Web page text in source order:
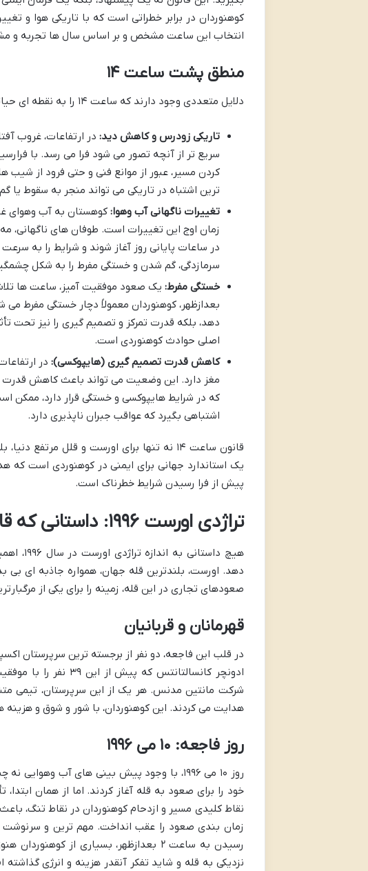
کوهنوردان در برابر خطراتی است که با تاریکی هوا و
انتخاب این ساعت مشخص و بر اساس سال ها تجربه و
منطق پشت ساعت ۱۴
دلایل متعددی وجود دارند که ساعت ۱۴ را به نقطه ای حیاتی برای چرخش و بازگشت در کوهنوردی تبدیل کرده اند:
تاریکی زودرس و کاهش دید: در ارتفاعات، غروب
سریع تر از آنچه تصور می شود فرا می رسد. با
کردن مسیر، عبور از موانع فنی و حتی فرود از
ترین اشتباه در تاریکی می تواند منجر به سقوط یا
تغییرات ناگهانی آب وهوا: کوهستان به آب وهوای
زمان اوج این تغییرات است. طوفان های ناگهانی،
در ساعات پایانی روز آغاز شوند و شرایط را به
سرمازدگی، گم شدن و خستگی مفرط را به شکل
خستگی مفرط: یک صعود موفقیت آمیز، ساعت ها
بعدازظهر، کوهنوردان معمولاً دچار خستگی مفرط
دهد، بلکه قدرت تمرکز و تصمیم گیری را نیز تحت
اصلی حوادث کوهنوردی است.
کاهش قدرت تصمیم گیری (هایپوکسی): در
مغز دارد. این وضعیت می تواند باعث کاهش
که در شرایط هایپوکسی و خستگی قرار دارد،
اشتباهی بگیرد که عواقب جبران ناپذیری دارد.
قانون ساعت ۱۴ نه تنها برای اورست و قلل
یک استاندارد جهانی برای ایمنی در کوهنوردی است که
پیش از فرا رسیدن شرایط خطرناک است.
تراژدی اورست ۱۹۹۶: داستانی که قانون ساعت ۱۴ را نوشت
صعودهای تجاری در این قله، زمینه را برای یکی از
قهرمانان و قربانیان
در قلب این فاجعه، دو نفر از برجسته ترین سرپرستان
ادونچر کانسالتانتس
شرکت مانتین مدنس. هر یک از این سرپرستان، تیمی
هدایت می کردند. این کوهنوردان، با شور و شوق و هزینه
روز فاجعه: ۱۰ می ۱۹۹۶
روز ۱۰ می ۱۹۹۶، با وجود پیش بینی های آب
خود را برای صعود به قله آغاز کردند. اما از همان
نقاط کلیدی مسیر و ازدحام کوهنوردان در نقاط تنگ،
رسیدن به ساعت ۲ بعدازظهر، بسیاری از
نزدیکی به قله و شاید تفکر آنقدر هزینه و انرژی